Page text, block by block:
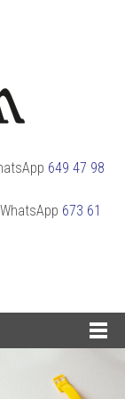
649 47 98
WhatsApp 673 61